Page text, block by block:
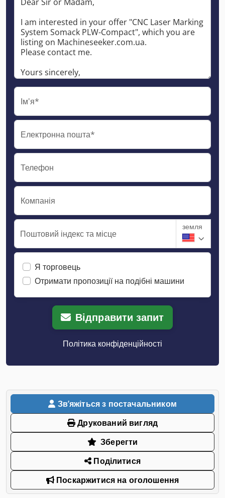
Ім'я*
Електронна пошта*
Телефон
Компанія
Поштовий індекс та місце
земля
Я торговець
Отримати пропозиції на подібні машини
Відправити запит
Політика конфіденційності
Звʼяжіться з постачальником
Друкований вигляд
Зберегти
Поділитися
Поскаржитися на оголошення